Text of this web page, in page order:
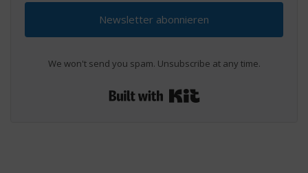
Newsletter abonnieren
We won't send you spam. Unsubscribe at any time.